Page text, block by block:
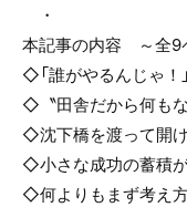
・
本記事の内容 ～全9
◇「誰がやるんじゃ！
◇〝田舎だから何も
◇沈下橋を渡って開
◇小さな成功の蓄積
◇何よりもまず考え